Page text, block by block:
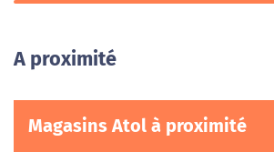
A proximité
Magasins Atol à proximité